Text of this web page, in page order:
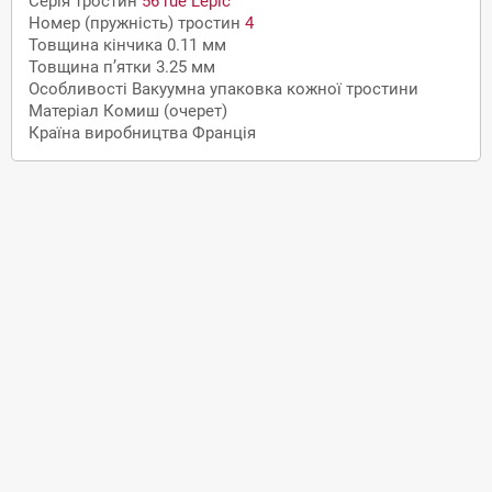
Номер (пружність) тростин 4
Товщина кінчика 0.11 мм
Товщина п’ятки 3.25 мм
Особливості Вакуумна упаковка кожної тростини
Матеріал Комиш (очерет)
Країна виробництва Франція